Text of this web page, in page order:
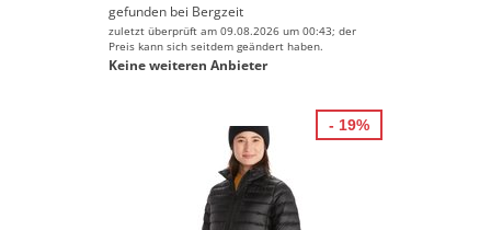
gefunden bei Bergzeit
zuletzt überprüft am 09.08.2026 um 00:43; der
Preis kann sich seitdem geändert haben.
Keine weiteren Anbieter
- 19%